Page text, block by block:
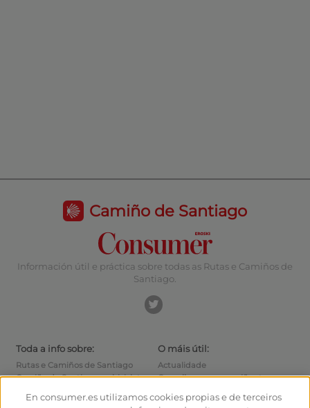
Camiño de Santiago
Información útil e práctica sobre todas as Rutas e Camiños de
Santiago.
Toda a info sobre:
Rutas e Camiños de Santiago
Camiño de Santiago en bicicleta
Monumentos
O máis útil:
Actualidade
Consellos para o camiñante
Como saír de Santiago
En consumer.es utilizamos cookies propias e de terceiros